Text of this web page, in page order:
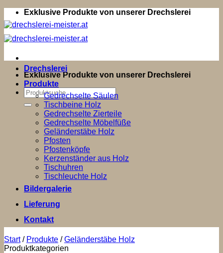
Zum
Inhalt
springen
Exklusive Produkte von unserer Drechslerei
Exklusive Produkte von unserer Drechslerei
Suchen
nach:
Drechslerei
Produkte
Gedrechselte Säulen
Tischbeine Holz
Gedrechselte Zierteile
Gedrechselte Möbelfüße
Geländerstäbe Holz
Pfosten
Pfostenköpfe
Kerzenständer aus Holz
Tischuhren
Tischleuchte Holz
Bildergalerie
Lieferung
Kontakt
Start / Produkte / Geländerstäbe Holz
Produktkategorien